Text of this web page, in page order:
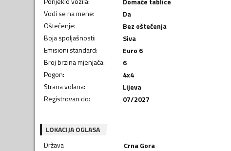
Vodi se na mene:
Da
Oštećenje:
Bez oštećenja
Boja spoljašnosti:
Siva
Emisioni standard:
Euro 6
Broj brzina mjenjača:
6
Pogon:
4x4
Strana volana:
Lijeva
Registrovan do: 07/2027
LOKACIJA OGLASA
Država
Crna Gora